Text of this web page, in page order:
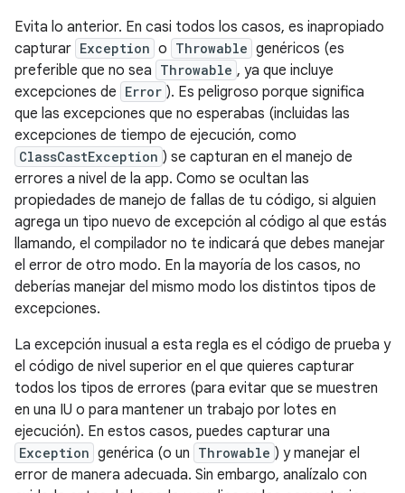
Evita lo anterior. En casi todos los casos, es inapropiado
capturar Exception o Throwable genéricos (es
preferible que no sea Throwable , ya que incluye
excepciones de Error ). Es peligroso porque significa
que las excepciones que no esperabas (incluidas las
excepciones de tiempo de ejecución, como
ClassCastException ) se capturan en el manejo de
errores a nivel de la app. Como se ocultan las
propiedades de manejo de fallas de tu código, si alguien
agrega un tipo nuevo de excepción al código al que estás
llamando, el compilador no te indicará que debes manejar
el error de otro modo. En la mayoría de los casos, no
deberías manejar del mismo modo los distintos tipos de
excepciones.
La excepción inusual a esta regla es el código de prueba y
el código de nivel superior en el que quieres capturar
todos los tipos de errores (para evitar que se muestren
en una IU o para mantener un trabajo por lotes en
ejecución). En estos casos, puedes capturar una
Exception genérica (o un Throwable ) y manejar el
error de manera adecuada. Sin embargo, analízalo con